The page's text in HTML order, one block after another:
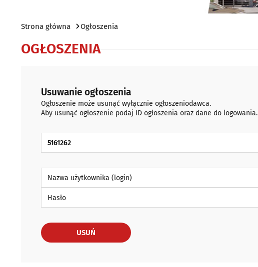
Strona główna Ogłoszenia
OGŁOSZENIA
Usuwanie ogłoszenia
Ogłoszenie może usunąć wyłącznie ogłoszeniodawca.
Aby usunąć ogłoszenie podaj ID ogłoszenia oraz dane do logowania.
USUŃ